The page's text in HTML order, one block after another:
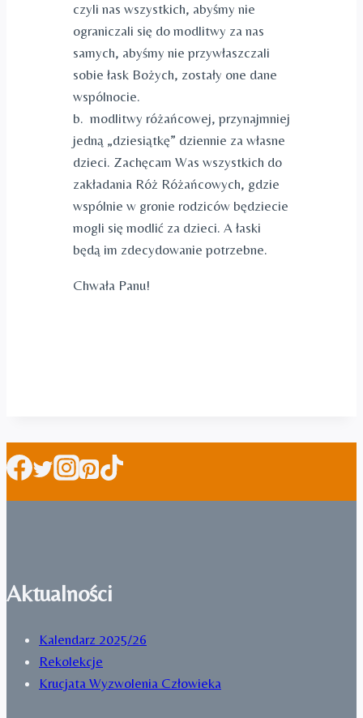
czyli nas wszystkich, abyśmy nie
ograniczali się do modlitwy za nas
samych, abyśmy nie przywłaszczali
sobie łask Bożych, zostały one dane
wspólnocie.
b. modlitwy różańcowej, przynajmniej
jedną „dziesiątkę” dziennie za własne
dzieci. Zachęcam Was wszystkich do
zakładania Róż Różańcowych, gdzie
wspólnie w gronie rodziców będziecie
mogli się modlić za dzieci. A łaski
będą im zdecydowanie potrzebne.
Chwała Panu!
Aktualności
Kalendarz 2025/26
Rekolekcje
Krucjata Wyzwolenia Człowieka